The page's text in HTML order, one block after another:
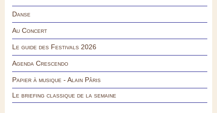
Danse
Au Concert
Le guide des Festivals 2026
Agenda Crescendo
Papier à musique - Alain Pâris
Le briefing classique de la semaine